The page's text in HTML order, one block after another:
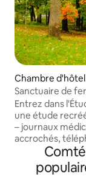
Chambre d'hôtel
Sanctuaire de
Inn
Entrez dans
une étude
– journaux
accrochés,
et calendrier
d'un appel à domicile.
l'arche et dans